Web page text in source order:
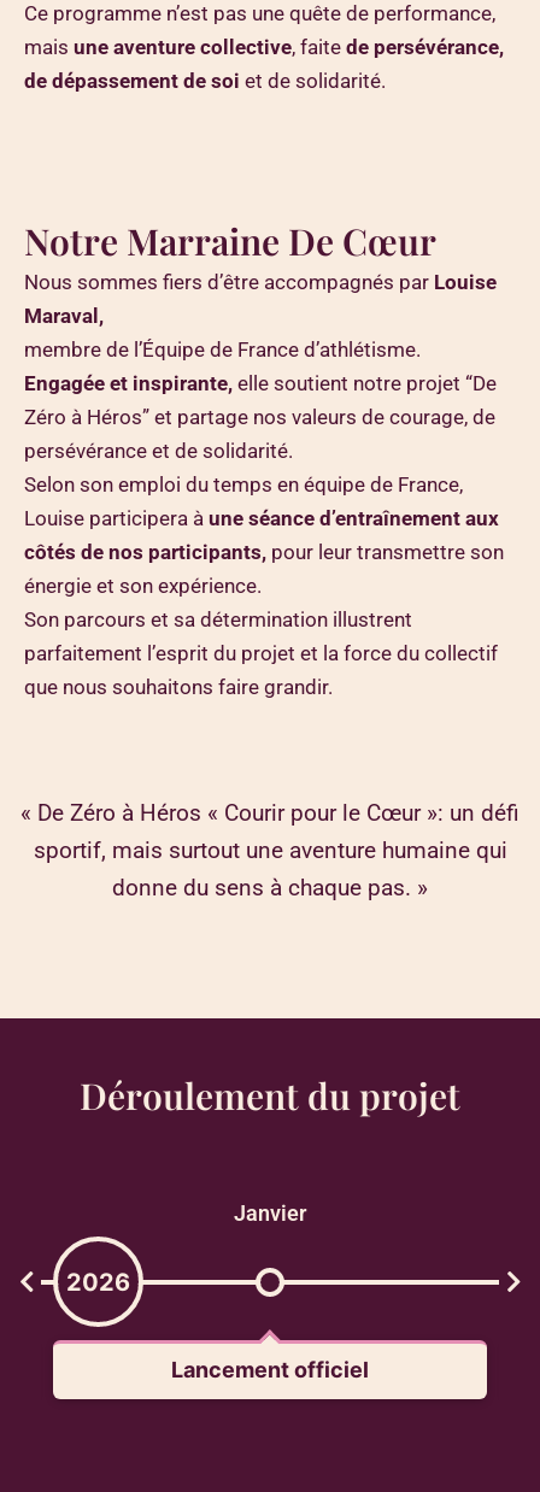
Ce programme n’est pas une quête de performance,
mais une aventure collective, faite de persévérance,
de dépassement de soi et de solidarité.
Notre Marraine De Cœur
Nous sommes fiers d’être accompagnés par Louise
Maraval,
membre de l’Équipe de France d’athlétisme.
Engagée et inspirante, elle soutient notre projet “De
Zéro à Héros” et partage nos valeurs de courage, de
persévérance et de solidarité.
Selon son emploi du temps en équipe de France,
Louise participera à une séance d’entraînement aux
côtés de nos participants, pour leur transmettre son
énergie et son expérience.
Son parcours et sa détermination illustrent
parfaitement l’esprit du projet et la force du collectif
que nous souhaitons faire grandir.
« De Zéro à Héros « Courir pour le Cœur »: un défi
sportif, mais surtout une aventure humaine qui
donne du sens à chaque pas. »
Déroulement du projet
2026
Janvier
Lancement officiel